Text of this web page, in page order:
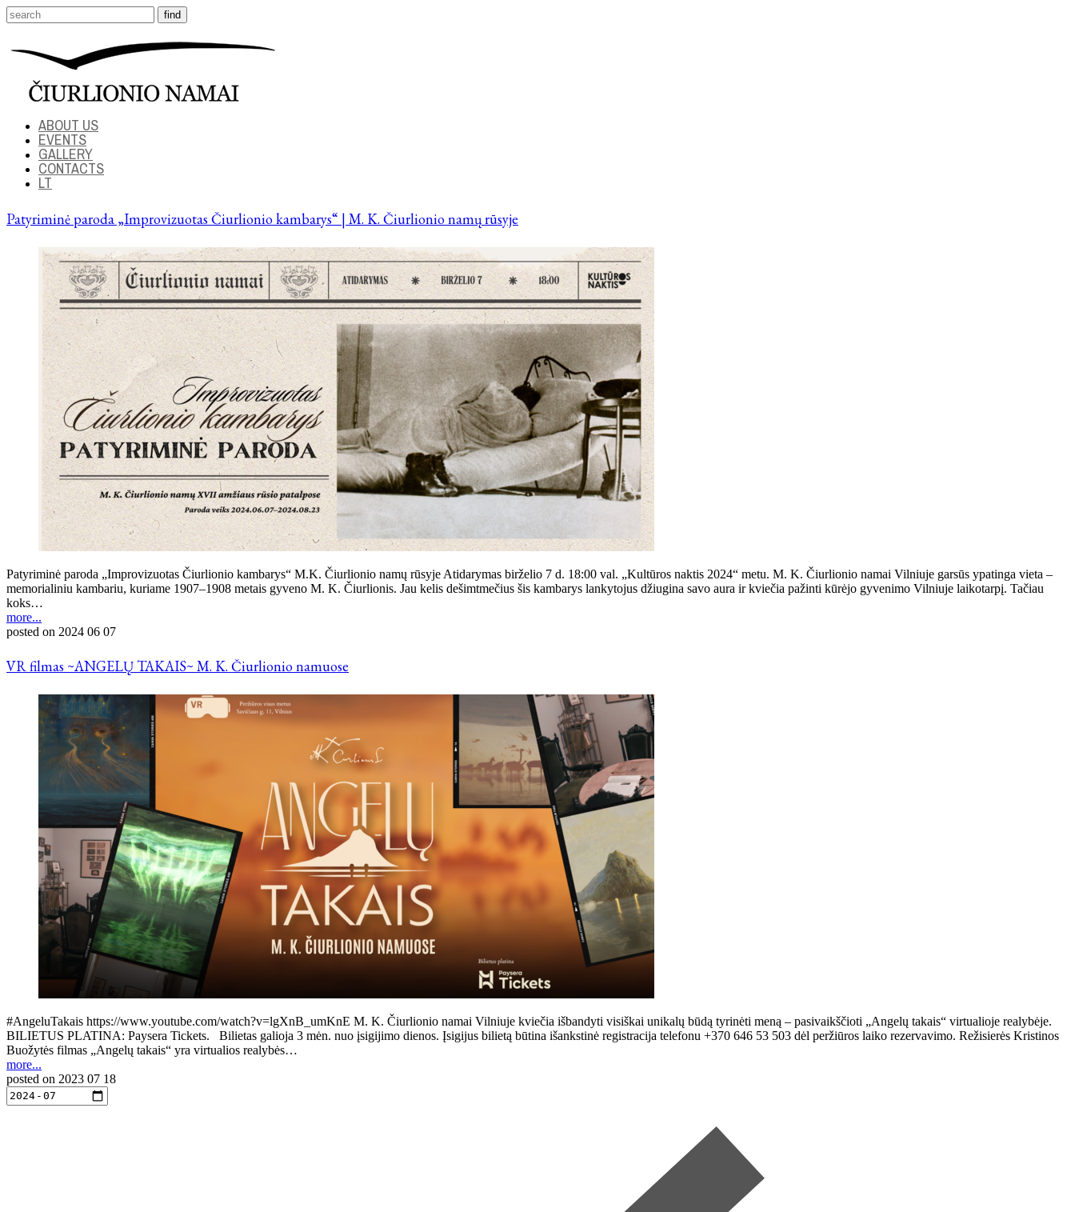
ABOUT US
EVENTS
GALLERY
CONTACTS
LT
Patyriminė paroda „Improvizuotas Čiurlionio kambarys“ | M. K. Čiurlionio namų rūsyje
Patyriminė paroda „Improvizuotas Čiurlionio kambarys“ M.K. Čiurlionio namų rūsyje Atidarymas birželio 7 d. 18:00 val. „Kultūros naktis 2024“ metu. M. K. Čiurlionio namai Vilniuje garsūs ypatinga vieta –
memorialiniu kambariu, kuriame 1907–1908 metais gyveno M. K. Čiurlionis. Jau kelis dešimtmečius šis kambarys lankytojus džiugina savo aura ir kviečia pažinti kūrėjo gyvenimo Vilniuje laikotarpį. Tačiau
koks…
more...
posted on 2024 06 07
VR filmas ~ANGELŲ TAKAIS~ M. K. Čiurlionio namuose
#AngeluTakais https://www.youtube.com/watch?v=lgXnB_umKnE M. K. Čiurlionio namai Vilniuje kviečia išbandyti visiškai unikalų būdą tyrinėti meną – pasivaikščioti „Angelų takais“ virtualioje realybėje.
BILIETUS PLATINA: Paysera Tickets. Bilietas galioja 3 mėn. nuo įsigijimo dienos. Įsigijus bilietą būtina išankstinė registracija telefonu +370 646 53 503 dėl peržiūros laiko rezervavimo. Režisierės Kristinos
Buožytės filmas „Angelų takais“ yra virtualios realybės…
more...
posted on 2023 07 18